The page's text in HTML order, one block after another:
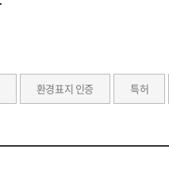
환경표지 인증 특허